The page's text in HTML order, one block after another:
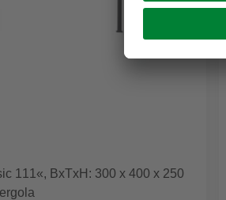
111«, BxTxH: 300 x 400 x 250